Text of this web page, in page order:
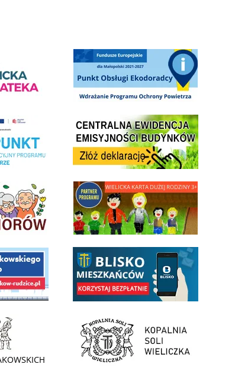
Punkt Obsługi Ekodoradcy Wieliczka
Powietrze w Gminie WieliczkaCentrala Ewidencja Emisyjności Budynków - złóż
Seniorow - Wieliczka link do strony - Wielicka Karta Dużej Rodziny
linii kolejowej Krakow Rudzicelink do opisu aplikacji - BLISKO, Gmina Wieliczka w
Krakowskich Wieliczka link do strony Kopalni Soli Wieliczka